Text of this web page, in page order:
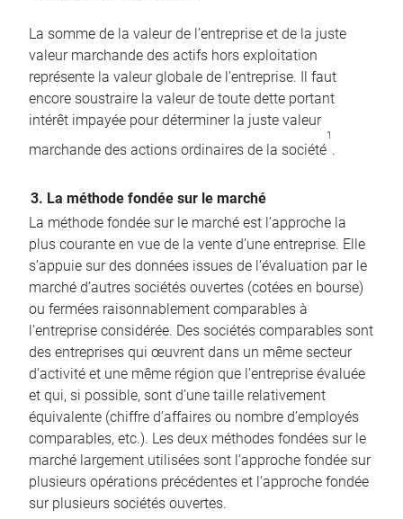
La somme de la valeur de l’entreprise et de la juste
valeur marchande des actifs hors exploitation
représente la valeur globale de l’entreprise. Il faut
encore soustraire la valeur de toute dette portant
intérêt impayée pour déterminer la juste valeur
marchande des actions ordinaires de la société
1
.
3. La méthode fondée sur le marché
La méthode fondée sur le marché est l’approche la
plus courante en vue de la vente d’une entreprise. Elle
s’appuie sur des données issues de l’évaluation par le
marché d’autres sociétés ouvertes (cotées en bourse)
ou fermées raisonnablement comparables à
l’entreprise considérée. Des sociétés comparables sont
des entreprises qui œuvrent dans un même secteur
d’activité et une même région que l’entreprise évaluée
et qui, si possible, sont d’une taille relativement
équivalente (chiffre d’affaires ou nombre d’employés
comparables, etc.). Les deux méthodes fondées sur le
marché largement utilisées sont l’approche fondée sur
plusieurs opérations précédentes et l’approche fondée
sur plusieurs sociétés ouvertes.